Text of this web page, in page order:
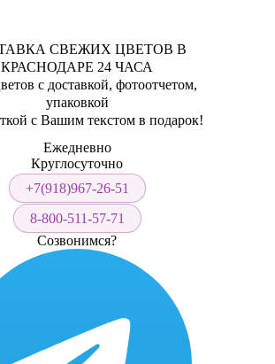
СВЕЖИХ ЦВЕТОВ В
КРАСНОДАРЕ 24 ЧАСА
с доставкой, фотоотчетом,
упаковкой
с Вашим текстом в подарок!
Ежедневно
Круглосуточно
+7(918)967-26-51
8-800-511-57-71
Созвонимся?